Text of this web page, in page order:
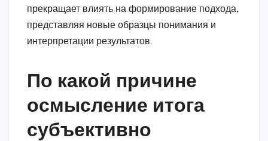
прекращает влиять на формирование подхода,
представляя новые образцы понимания и
интерпретации результатов.
По какой причине
осмысление итога
субъективно